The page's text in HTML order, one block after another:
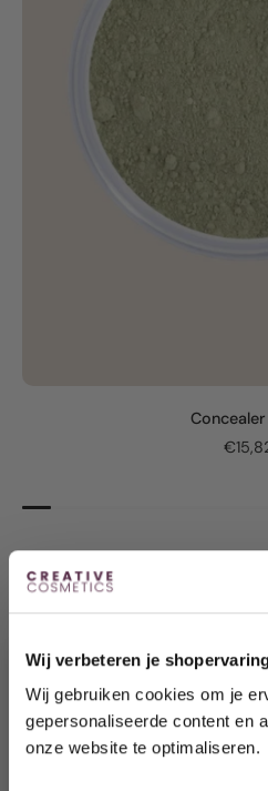
Wij verbeteren je
Wij gebruiken cookies om je
gepersonaliseerde content en
onze website te optimaliseren.
Möchten Sie sofort 10
% Rabatt erhalten?